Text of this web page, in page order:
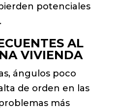
potenciales
AL
VIVIENDA
ángulos poco
de orden en las
más